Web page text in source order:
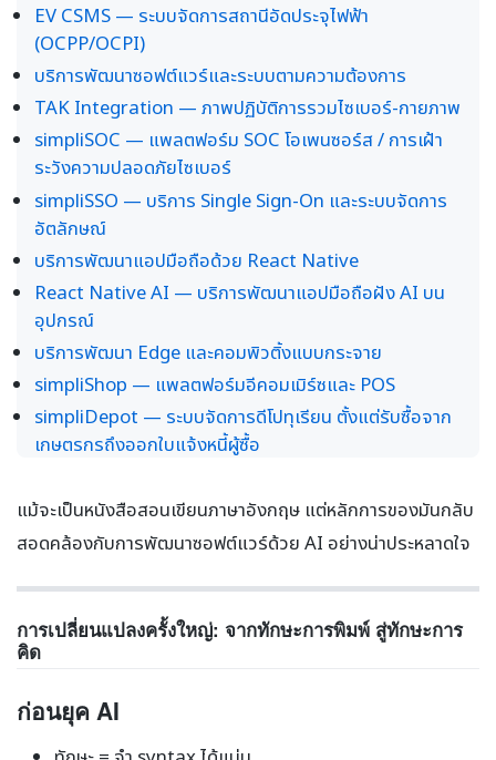
EV CSMS — ระบบจัดการสถานีอัดประจุไฟฟ้า
(OCPP/OCPI)
บริการพัฒนาซอฟต์แวร์และระบบตามความต้องการ
TAK Integration — ภาพปฏิบัติการรวมไซเบอร์-กายภาพ
simpliSOC — แพลตฟอร์ม SOC โอเพนซอร์ส / การเฝ้า
ระวังความปลอดภัยไซเบอร์
simpliSSO — บริการ Single Sign-On และระบบจัดการ
อัตลักษณ์
บริการพัฒนาแอปมือถือด้วย React Native
React Native AI — บริการพัฒนาแอปมือถือฝัง AI บน
อุปกรณ์
บริการพัฒนา Edge และคอมพิวติ้งแบบกระจาย
simpliShop — แพลตฟอร์มอีคอมเมิร์ซและ POS
simpliDepot — ระบบจัดการดีโปทุเรียน ตั้งแต่รับซื้อจาก
เกษตรกรถึงออกใบแจ้งหนี้ผู้ซื้อ
แม้จะเป็นหนังสือสอนเขียนภาษาอังกฤษ แต่หลักการของมันกลับ
สอดคล้องกับการพัฒนาซอฟต์แวร์ด้วย AI อย่างน่าประหลาดใจ
การเปลี่ยนแปลงครั้งใหญ่: จากทักษะการพิมพ์ สู่ทักษะการ
คิด
ก่อนยุค AI